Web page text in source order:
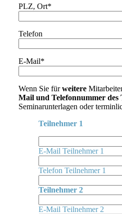
PLZ, Ort*
Telefon
E-Mail*
Wenn Sie fürweitere
Mail und Telefonnummer des
Seminarunterlagen oder
Teilnehmer 1
E-Mail Teilnehmer 1
Telefon Teilnehmer 1
Teilnehmer 2
E-Mail Teilnehmer 2